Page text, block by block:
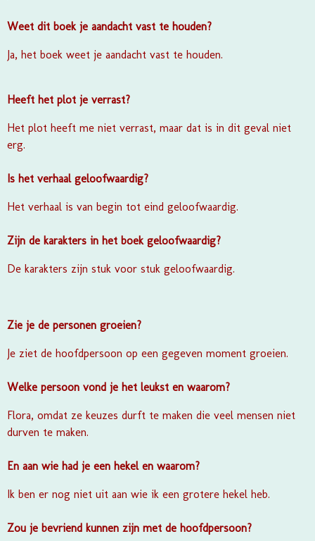
Weet dit boek je aandacht vast te houden?
Ja, het boek weet je aandacht vast te houden.
Heeft het plot je verrast?
Het plot heeft me niet verrast, maar dat is in dit geval niet
erg.
Is het verhaal geloofwaardig?
Het verhaal is van begin tot eind geloofwaardig.
Zijn de karakters in het boek geloofwaardig?
De karakters zijn stuk voor stuk geloofwaardig.
Zie je de personen groeien?
Je ziet de hoofdpersoon op een gegeven moment groeien.
Welke persoon vond je het leukst en waarom?
Flora, omdat ze keuzes durft te maken die veel mensen niet
durven te maken.
En aan wie had je een hekel en waarom?
Ik ben er nog niet uit aan wie ik een grotere hekel heb.
Zou je bevriend kunnen zijn met de hoofdpersoon?